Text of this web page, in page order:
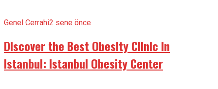
Genel Cerrahi2 sene önce
Discover the Best Obesity Clinic in
Istanbul: Istanbul Obesity Center